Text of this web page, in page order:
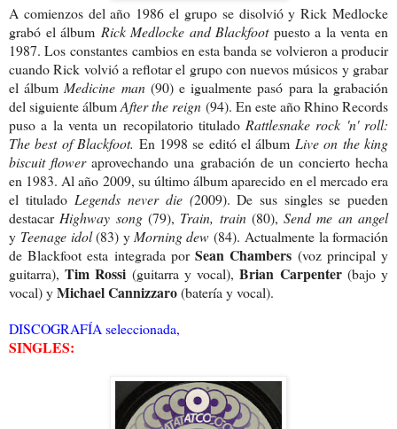
A comienzos del año 1986 el grupo se disolvió y Rick Medlocke
grabó el álbum Rick Medlocke and Blackfoot puesto a la venta en
1987. Los constantes cambios en esta banda se volvieron a producir
cuando Rick volvió a reflotar el grupo con nuevos músicos y grabar
el álbum Medicine man (90) e igualmente pasó para la grabación
del siguiente álbumAfter the reign (94). En este año Rhino Records
puso a la venta un recopilatorio titulado Rattlesnake rock 'n' roll:
The best of Blackfoot. En 1998 se editó el álbum Live on the king
biscuit floweraprovechando una grabación de un concierto hecha
en 1983. Al año 2009, su último álbum aparecido en el mercado era
el titulado Legends never die (2009). De sus singles se pueden
destacar Highway song (79), Train, train (80),Send me an angel
y Teenage idol(83) y Morning dew (84). Actualmente la formación
de Blackfoot esta integrada porSean Chambers (voz principal y
guitarra),Tim Rossi (guitarra y vocal),Brian Carpenter (bajo y
vocal) yMichael Cannizzaro(batería y vocal).
DISCOGRAFÍA seleccionada,
SINGLES: